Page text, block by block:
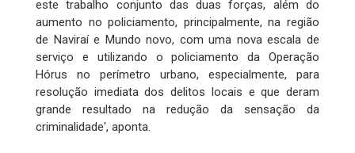
este trabalho conjunto das duas forças, além do
aumento no policiamento, principalmente, na região
de Naviraí e Mundo novo, com uma nova escala de
serviço e utilizando o policiamento da Operação
Hórus no perímetro urbano, especialmente, para
resolução imediata dos delitos locais e que deram
grande resultado na redução da sensação da
criminalidade', aponta.